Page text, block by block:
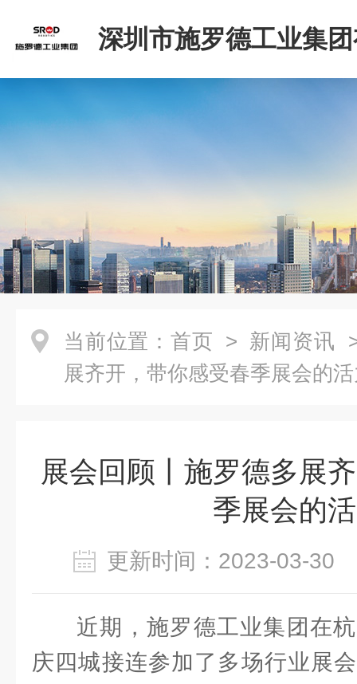
深圳市施罗德工业集
司
当前位置： 首页 > 新闻资讯
展齐开，带你感受春季展会的
展会回顾丨施罗德多展
季展会的
更新时间：2023-03-
近期，施罗德工业集团在
庆四城接连参加了多场行业展